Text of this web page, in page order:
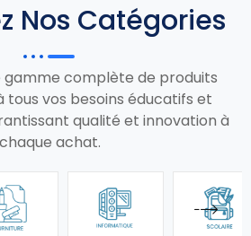
Nos Catégories
gamme complète de produits
tous vos besoins éducatifs et
qualité et innovation à
chaque achat.